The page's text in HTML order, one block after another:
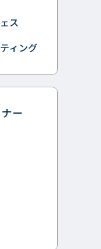
ス
ィング
ー